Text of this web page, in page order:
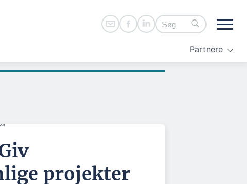
Partnere
projekter